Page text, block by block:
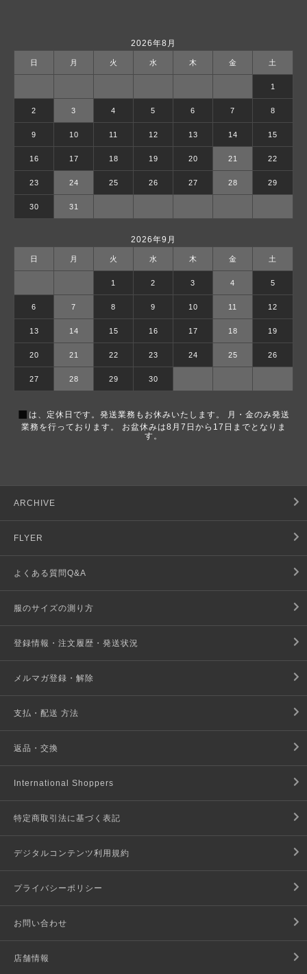
2026年8月
日 月 火 水 木 金 土
1
2 3 4 5 6 7 8
9 10 11 12 13 14 15
16 17 18 19 20 21 22
23 24 25 26 27 28 29
30 31
2026年9月
日 月 火 水 木 金 土
1 2 3 4 5
6 7 8 9 10 11 12
13 14 15 16 17 18 19
20 21 22 23 24 25 26
27 28 29 30
■ は、定休日です。発送業務もお休みいたします。 月・金のみ発送
業務を行っております。 お盆休みは8月7日から17日までとなりま
す。
ARCHIVE
FLYER
よくある質問Q&A
服のサイズの測り方
登録情報・注文履歴・発送状況
メルマガ登録・解除
支払・配送 方法
返品・交換
International Shoppers
特定商取引法に基づく表記
デジタルコンテンツ利用規約
プライバシーポリシー
お問い合わせ
店舗情報